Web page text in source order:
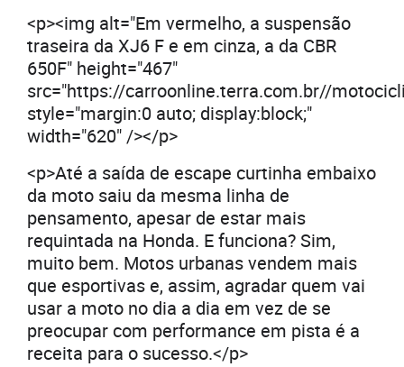
<p><img alt="Em vermelho, a suspensão
traseira da XJ6 F e em cinza, a da CBR
650F" height="467"
src="https://carroonline.terra.com.br//
style="margin:0 auto; display:block;"
width="620" /></p>
<p>Até a saída de escape curtinha embaixo
da moto saiu da mesma linha de
pensamento, apesar de estar mais
requintada na Honda. E funciona? Sim,
muito bem. Motos urbanas vendem mais
que esportivas e, assim, agradar quem vai
usar a moto no dia a dia em vez de se
preocupar com performance em pista é a
receita para o sucesso.</p>